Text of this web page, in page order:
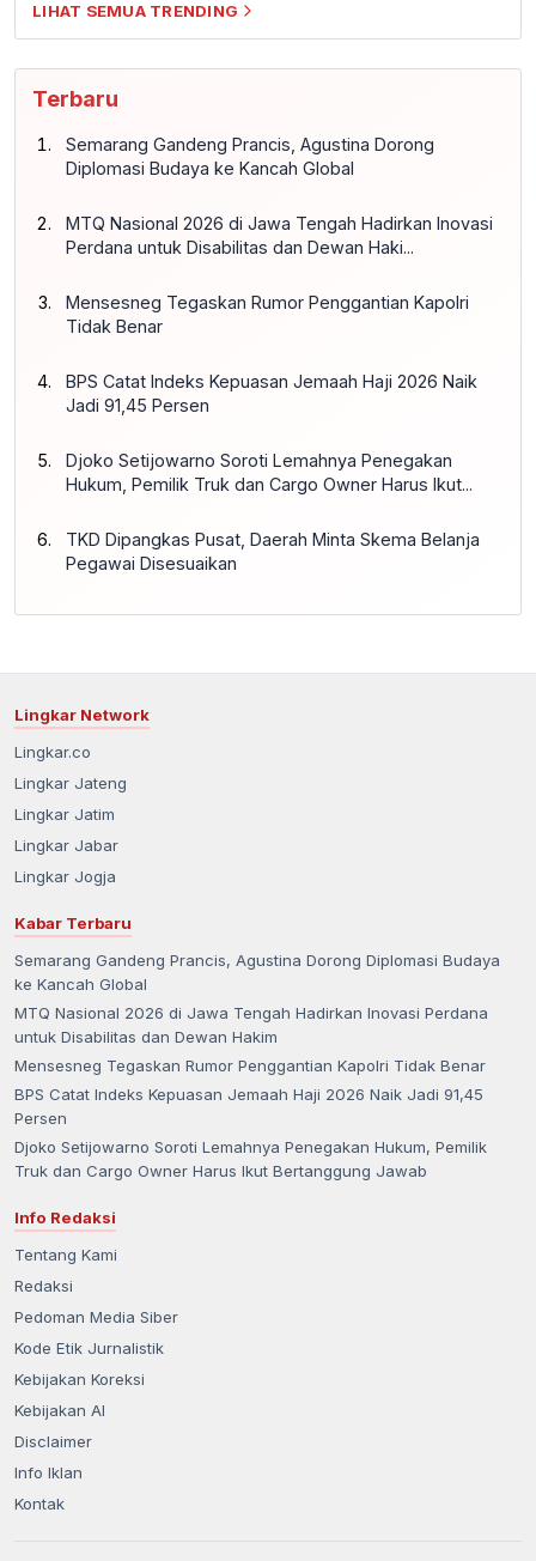
LIHAT SEMUA TRENDING
Terbaru
Semarang Gandeng Prancis, Agustina Dorong
Diplomasi Budaya ke Kancah Global
MTQ Nasional 2026 di Jawa Tengah Hadirkan Inovasi
Perdana untuk Disabilitas dan Dewan Haki...
Mensesneg Tegaskan Rumor Penggantian Kapolri
Tidak Benar
BPS Catat Indeks Kepuasan Jemaah Haji 2026 Naik
Jadi 91,45 Persen
Djoko Setijowarno Soroti Lemahnya Penegakan
Hukum, Pemilik Truk dan Cargo Owner Harus Ikut...
TKD Dipangkas Pusat, Daerah Minta Skema Belanja
Pegawai Disesuaikan
Lingkar Network
Lingkar.co
Lingkar Jateng
Lingkar Jatim
Lingkar Jabar
Lingkar Jogja
Kabar Terbaru
Semarang Gandeng Prancis, Agustina Dorong Diplomasi Budaya
ke Kancah Global
MTQ Nasional 2026 di Jawa Tengah Hadirkan Inovasi Perdana
untuk Disabilitas dan Dewan Hakim
Mensesneg Tegaskan Rumor Penggantian Kapolri Tidak Benar
BPS Catat Indeks Kepuasan Jemaah Haji 2026 Naik Jadi 91,45
Persen
Djoko Setijowarno Soroti Lemahnya Penegakan Hukum, Pemilik
Truk dan Cargo Owner Harus Ikut Bertanggung Jawab
Info Redaksi
Tentang Kami
Redaksi
Pedoman Media Siber
Kode Etik Jurnalistik
Kebijakan Koreksi
Kebijakan AI
Disclaimer
Info Iklan
Kontak